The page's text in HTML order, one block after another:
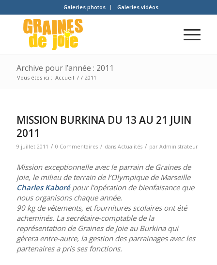
Galeries photos Galeries vidéos
Archive pour l’année : 2011
Vous êtes ici : Accueil / / 2011
MISSION BURKINA DU 13 AU 21 JUIN
2011
9 juillet 2011 / 0 Commentaires / dans Actualités / par Administrateur
Mission exceptionnelle avec le parrain de Graines de
joie, le milieu de terrain de l’Olympique de Marseille
Charles Kaborépour l’opération de bienfaisance que
nous organisons chaque année.
90 kg de vêtements, et fournitures scolaires ont été
acheminés. La secrétaire-comptable de la
représentation de Graines de Joie au Burkina qui
gèrera entre-autre, la gestion des parrainages avec les
partenaires a pris ses fonctions.